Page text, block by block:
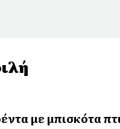
με μπισκότα